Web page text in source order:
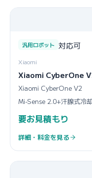
汎用ロボット 対応可
Xiaomi
Xiaomi CyberOne
Xiaomi CyberOne V2
Mi-Sense 2.0+汗腺式冷
要お見積もり
詳細・料金を見る